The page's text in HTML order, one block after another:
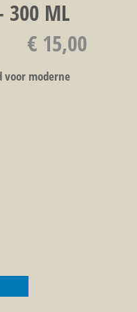
300 ML
€ 15,00
voor moderne